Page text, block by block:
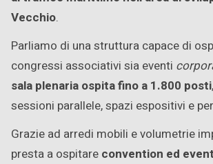
Vecchio.
Parliamo di una struttura capace di
congressi associativi sia eventi
sala plenaria ospita fino a 1.800 posti
sessioni parallele, spazi espositivi e
Grazie ad arredi mobili e volumetrie
presta a ospitare convention ed